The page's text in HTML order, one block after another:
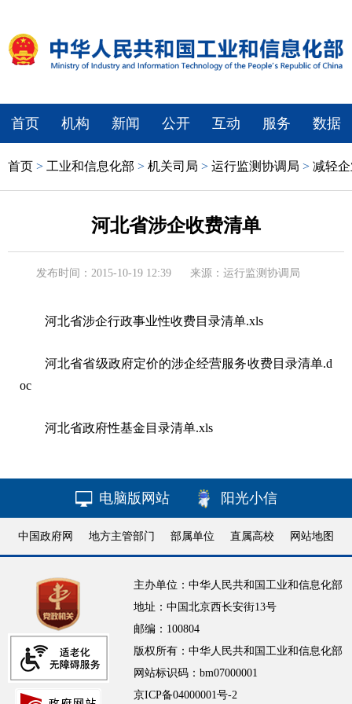
首页 机构 新闻 公开 互动 服务 数据
首页 > 工业和信息化部 > 机关司局 > 运行监测协调局 > 减轻
河北省涉企收费清单
发布时间：2015-10-19 12:39 来源：运行监测协调局
河北省涉企行政事业性收费目录清单.xls
河北省省级政府定价的涉企经营服务收费目录清单.d
oc
河北省政府性基金目录清单.xls
电脑版网站 阳光小信
中国政府网 地方主管部门 部属单位 直属高校 网站地图
主办单位：中华人民共和国工业和信息化部
地址：中国北京西长安街13号
邮编：100804
版权所有：中华人民共和国工业和信息化部
网站标识码：bm07000001
京ICP备04000001号-2